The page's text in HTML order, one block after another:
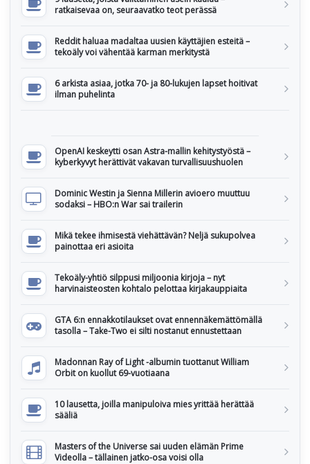
ratkaisevaa on, seuraavatko teot perässä
Reddit haluaa madaltaa uusien käyttäjien esteitä –
tekoäly voi vähentää karman merkitystä
6 arkista asiaa, jotka 70- ja 80-lukujen lapset hoitivat
ilman puhelinta
OpenAI keskeytti osan Astra-mallin kehitystyöstä –
kyberkyvyt herättivät vakavan turvallisuushuolen
Dominic Westin ja Sienna Millerin avioero muuttuu
sodaksi – HBO:n War sai trailerin
Mikä tekee ihmisestä viehättävän? Neljä sukupolvea
painottaa eri asioita
Tekoäly-yhtiö silppusi miljoonia kirjoja – nyt
harvinaisteosten kohtalo pelottaa kirjakauppiaita
GTA 6:n ennakkotilaukset ovat ennennäkemättömällä
tasolla – Take-Two ei silti nostanut ennustettaan
Madonnan Ray of Light -albumin tuottanut William
Orbit on kuollut 69-vuotiaana
10 lausetta, joilla manipuloiva mies yrittää herättää
sääliä
Masters of the Universe sai uuden elämän Prime
Videolla – tällainen jatko-osa voisi olla